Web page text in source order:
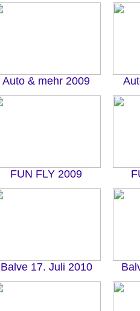
Auto & mehr 2009
FUN FLY 2009
Balve 17. Juli 2010